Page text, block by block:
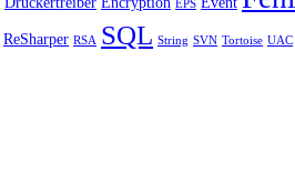
EPS
ReSharper RSA SQL String SVN Tortoise UAC